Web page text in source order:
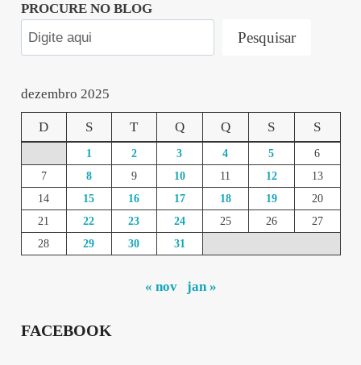
PROCURE NO BLOG
Pesquisar
dezembro 2025
D S T Q Q S S
1 2 3 4 5
6
7
8 9 10 11 12
13
14
15 16 17 18 19
20
21
22 23 24 25 26
27
28
29 30 31
« nov jan »
FACEBOOK